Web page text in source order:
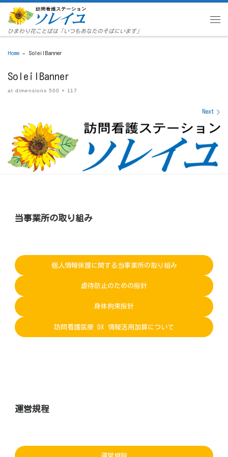
Skip to content
ひまわり花ことばは「いつもあなたのそばにいます」
Home » SoleilBanner
SoleilBanner
at dimensions 500 × 117
Next
当事業所の取り組み
個人情報保護に関する当事業所の取り組み
虐待防止のための指針
身体拘束指針
訪問看護医療 DX 情報活用加算について
運営規程